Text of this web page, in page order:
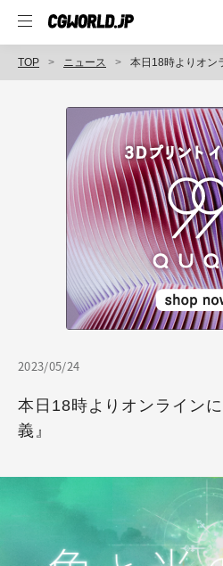
TOP ニュース 本日18時よりオン
2023/05/24
本日18時よりオンライン
義』